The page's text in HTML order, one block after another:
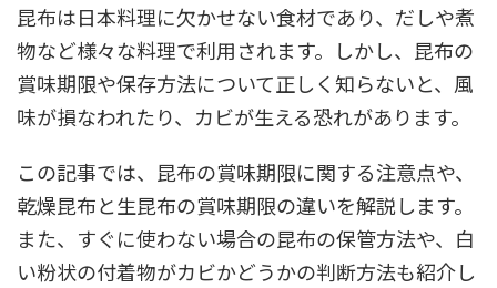
昆布は日本料理に欠かせない食材であり、だしや煮
物など様々な料理で利用されます。しかし、昆布の
賞味期限や保存方法について正しく知らないと、風
味が損なわれたり、カビが生える恐れがあります。
この記事では、昆布の賞味期限に関する注意点や、
乾燥昆布と生昆布の賞味期限の違いを解説します。
また、すぐに使わない場合の昆布の保管方法や、白
い粉状の付着物がカビかどうかの判断方法も紹介し